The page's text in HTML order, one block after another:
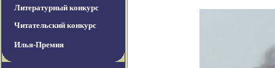
Литературный конкурс
Читательский конкурс
Илья-Премия